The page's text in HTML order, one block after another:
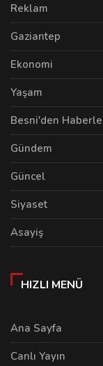
Reklam
Gaziantep
Ekonomi
Yaşam
Besni'den
Gündem
Güncel
Siyaset
Asayiş
HIZLI MENÜ
Ana Sayfa
Canlı Yayın